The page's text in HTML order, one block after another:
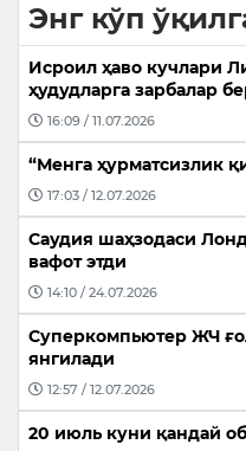
Энг кўп
Исроил ҳаво кучлари
ҳудудларга зарбалар
16:09 / 11.07.2026
“Менга ҳурматсизлик
17:03 / 12.07.2026
Саудия шаҳзодаси
вафот этди
14:10 / 24.07.2026
Суперкомпьютер ЖЧ
янгилади
12:57 / 12.07.2026
20 июль куни қандай